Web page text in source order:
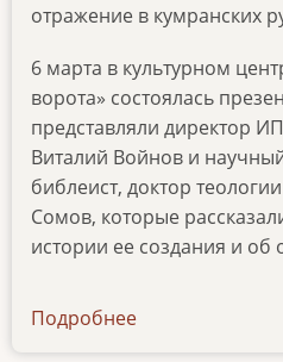
отражение в кумранских
6 марта в культурном
ворота» состоялась
представляли директор
Виталий Войнов и
библеист, доктор
Сомов, которые
истории ее создания и об
Подробнее